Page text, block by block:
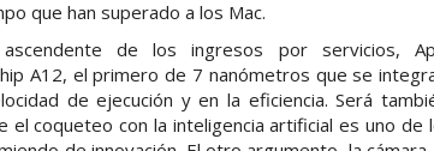
que han superado a los Mac.
de los ingresos por servicios,
A12, el primero de 7 nanómetros que se
de ejecución y en la eficiencia. Será
el coqueteo con la inteligencia artificial es uno